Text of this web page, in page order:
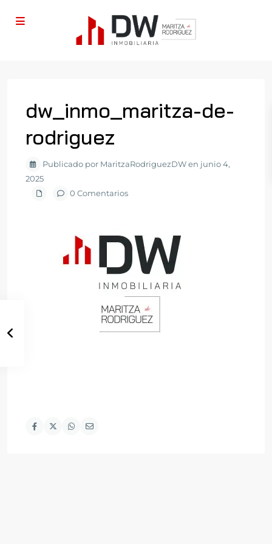
dw_inmo_maritza-de-
rodriguez
Publicado por MaritzaRodriguezDW en junio 4,
2025
0 Comentarios